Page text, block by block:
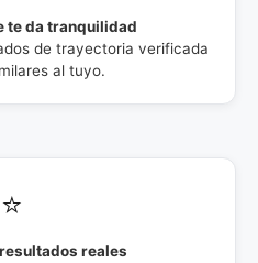
te da tranquilidad
de trayectoria verificada
al tuyo.
⭐
reales